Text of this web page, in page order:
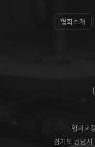
협회소개
협회회
경기도 성남